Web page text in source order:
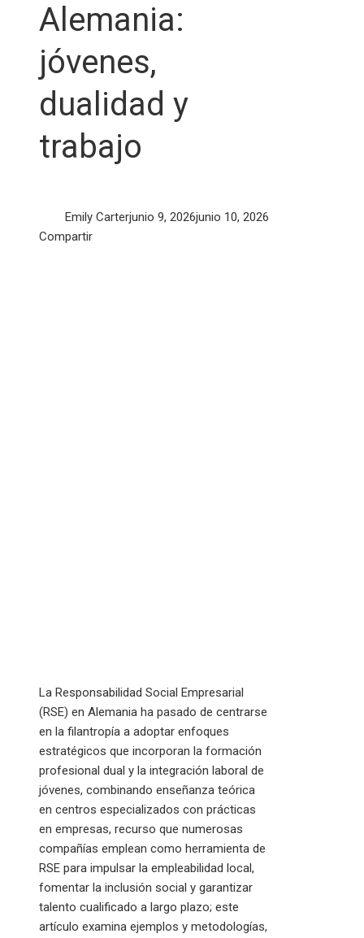
Alemania:
jóvenes,
dualidad y
trabajo
Emily Carterjunio 9, 2026junio 10, 2026
Facebook
Twitter
LinkedIn
Pinterest
Stumbleupon
Email
Compartir
La Responsabilidad Social Empresarial
(RSE) en Alemania ha pasado de centrarse
en la filantropía a adoptar enfoques
estratégicos que incorporan la formación
profesional dual y la integración laboral de
jóvenes, combinando enseñanza teórica
en centros especializados con prácticas
en empresas, recurso que numerosas
compañías emplean como herramienta de
RSE para impulsar la empleabilidad local,
fomentar la inclusión social y garantizar
talento cualificado a largo plazo; este
artículo examina ejemplos y metodologías,